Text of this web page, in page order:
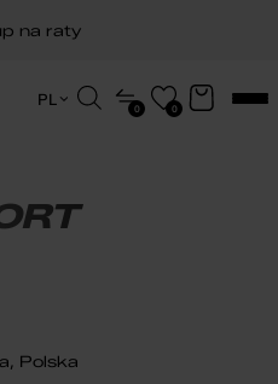
na raty
na ramę
PL
Wyszukiwarka
produktów
0 0
Polska